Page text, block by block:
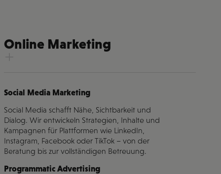
Online Marketing
Social Media Marketing
Social Media schafft Nähe, Sichtbarkeit und
Dialog. Wir entwickeln Strategien, Inhalte und
Kampagnen für Plattformen wie LinkedIn,
Instagram, Facebook oder TikTok – von der
Beratung bis zur vollständigen Betreuung.
Programmatic Advertising